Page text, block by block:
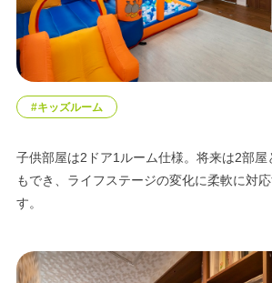
#キッズルーム
子供部屋は2ドア1ルーム仕様。将来は2部屋
もでき、ライフステージの変化に柔軟に対
す。